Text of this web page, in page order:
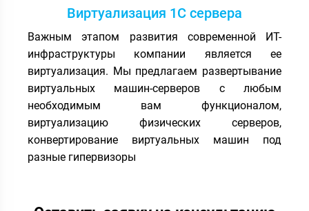
ущербу, в крайних случаях – к полному краху
сохранить важную информацию и избежать
серьезных потерь. Сохранность данных
гарантируется только при грамотной настройке
процедуры создания бэкапов в
Windows,
Linux/Unix. Поможем сформировать
современную и надежнуюсистему резервного
копированиядля компании любого масштаба,
позволяющую быстро восстановить
Виртуализация 1С сервера
Важным этапом развития современной ИТ-
инфраструктуры компании является ее
виртуализация. Мы предлагаем развертывание
виртуальных машин-серверов с любым
необходимым вам функционалом,
виртуализацию физических серверов,
конвертирование виртуальных машин под
разные гипервизоры